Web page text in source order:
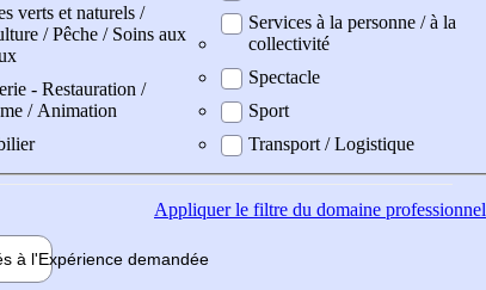
verts et naturels /
/ Pêche / Soins aux
- Restauration /
/ Animation
Services à la personne / à la
collectivité
Spectacle
Sport
Transport / Logistique
Appliquerle filtre du domaine professionnel
à l'Expérience demandée